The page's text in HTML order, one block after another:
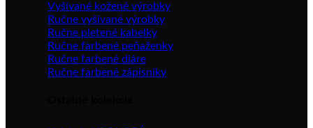
Vyšívané kožené výrobky
Ručne vyšívané výrobky
Ručne pletené kabelky
Ručne farbené peňaženky
Ručne farbené diáre
Ručne farbené zápisníky